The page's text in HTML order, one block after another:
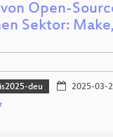
Open-
Sektor:
deu 2025-03-